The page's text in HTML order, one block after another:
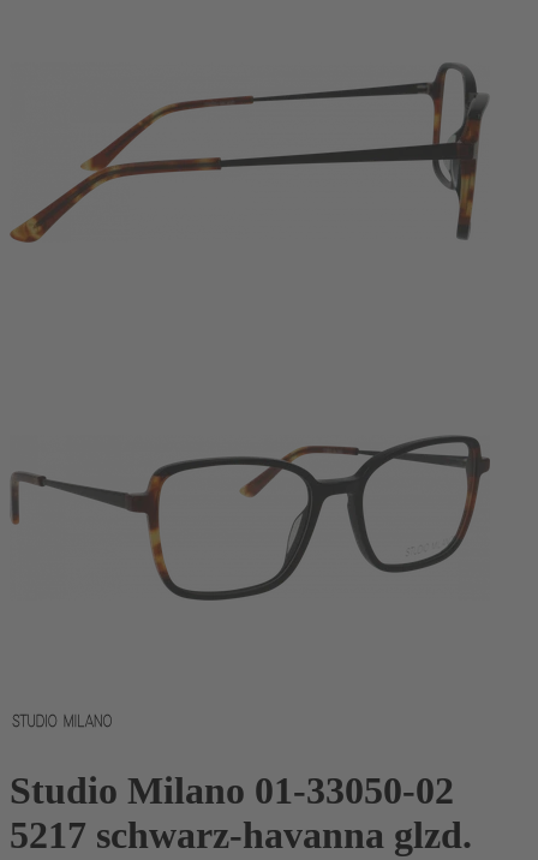
Studio Milano 01-33050-02
5217 schwarz-havanna glzd.